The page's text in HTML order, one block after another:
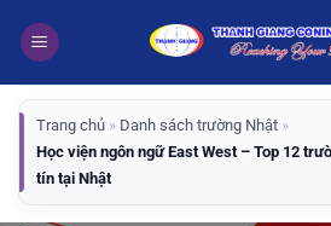
qua
dung
Trang chủ » Danh sách trường Nhật »
Học viện ngôn ngữ East West – Top 12
tín tại Nhật